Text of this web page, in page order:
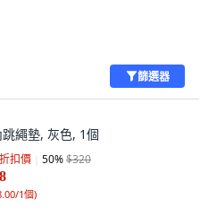
篩選器
跳繩墊, 灰色, 1個
扣價 50%$320
1個)